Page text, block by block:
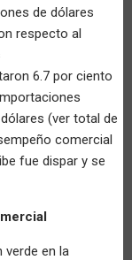
de dólares
respecto al
6.7 por ciento
(ver total de
comercial
fue dispar y se
verde en la